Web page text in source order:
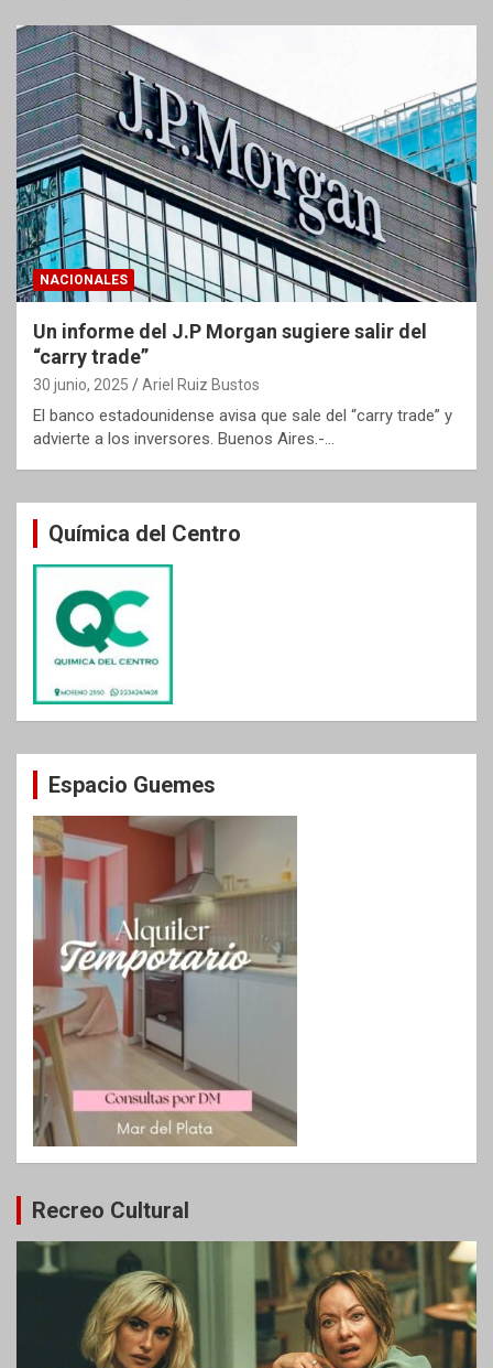
NACIONALES
Un informe del J.P Morgan sugiere salir del
“carry trade”
30 junio, 2025 Ariel Ruiz Bustos
El banco estadounidense avisa que sale del “carry trade” y
advierte a los inversores. Buenos Aires.-…
Química del Centro
Espacio Guemes
Recreo Cultural